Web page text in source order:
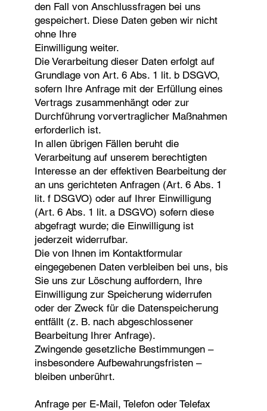
den Fall von Anschlussfragen bei uns
gespeichert. Diese Daten geben wir nicht
ohne Ihre
Einwilligung weiter.
Die Verarbeitung dieser Daten erfolgt auf
Grundlage von Art. 6 Abs. 1 lit. b DSGVO,
sofern Ihre Anfrage mit der Erfüllung eines
Vertrags zusammenhängt oder zur
Durchführung vorvertraglicher Maßnahmen
erforderlich ist.
In allen übrigen Fällen beruht die
Verarbeitung auf unserem berechtigten
Interesse an der effektiven Bearbeitung der
an uns gerichteten Anfragen (Art. 6 Abs. 1
lit. f DSGVO) oder auf Ihrer Einwilligung
(Art. 6 Abs. 1 lit. a DSGVO) sofern diese
abgefragt wurde; die Einwilligung ist
jederzeit widerrufbar.
Die von Ihnen im Kontaktformular
eingegebenen Daten verbleiben bei uns, bis
Sie uns zur Löschung auffordern, Ihre
Einwilligung zur Speicherung widerrufen
oder der Zweck für die Datenspeicherung
entfällt (z. B. nach abgeschlossener
Bearbeitung Ihrer Anfrage).
Zwingende gesetzliche Bestimmungen –
insbesondere Aufbewahrungsfristen –
bleiben unberührt.
Anfrage per E-Mail, Telefon oder Telefax